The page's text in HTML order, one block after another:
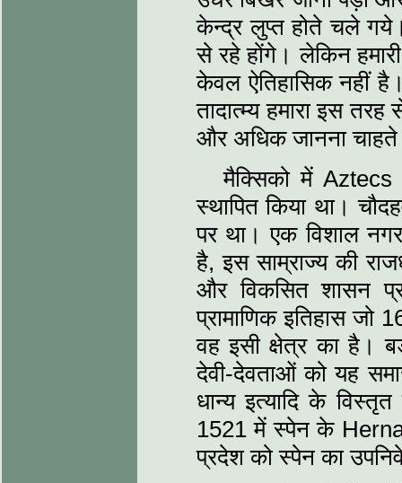
केन्द्र लुप्त होते चले
से रहे होंगे। लेकिन
केवल ऐतिहासिक नहीं
तादात्म्य हमारा इस
और अधिक जानना चाहते
मैक्सिको में Aztecs
स्थापित किया था।
पर था। एक विशाल
है, इस साम्राज्य की
और विकसित शासन
प्रामाणिक इतिहास जो
वह इसी क्षेत्र का है।
देवी-देवताओं को यह
धान्य इत्यादि के
1521 में स्पेन के
प्रदेश को स्पेन का